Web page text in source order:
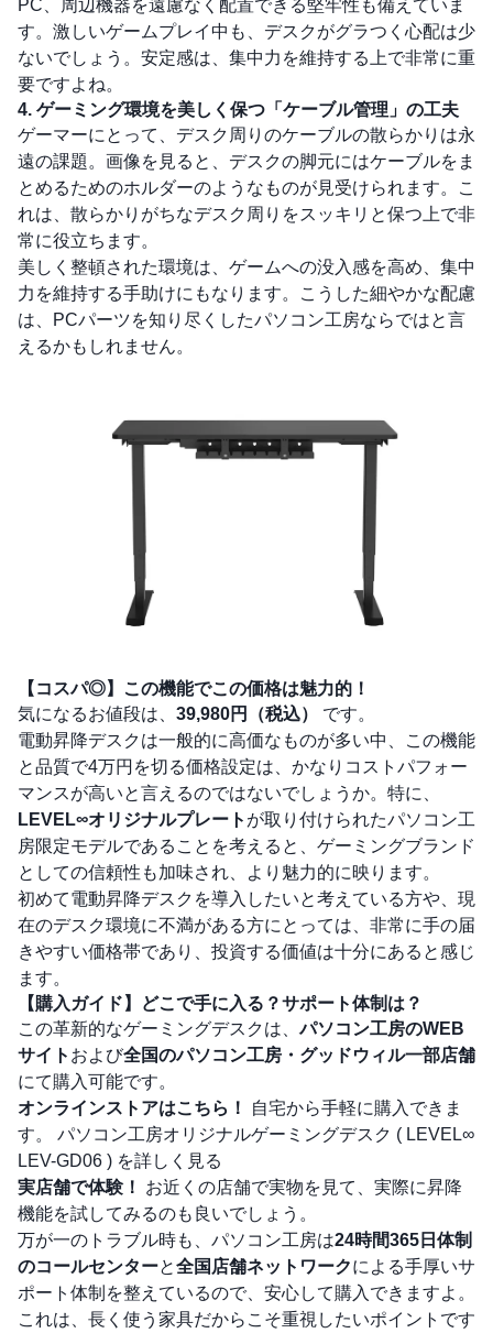
PC、周辺機器を遠慮なく配置できる堅牢性も備えていま
す。激しいゲームプレイ中も、デスクがグラつく心配は少
ないでしょう。安定感は、集中力を維持する上で非常に重
要ですよね。
4. ゲーミング環境を美しく保つ「ケーブル管理」の工夫
ゲーマーにとって、デスク周りのケーブルの散らかりは永
遠の課題。画像を見ると、デスクの脚元にはケーブルをま
とめるためのホルダーのようなものが見受けられます。こ
れは、散らかりがちなデスク周りをスッキリと保つ上で非
常に役立ちます。
美しく整頓された環境は、ゲームへの没入感を高め、集中
力を維持する手助けにもなります。こうした細やかな配慮
は、PCパーツを知り尽くしたパソコン工房ならではと言
えるかもしれません。
【コスパ◎】この機能でこの価格は魅力的！
気になるお値段は、 39,980円（税込）
です。
電動昇降デスクは一般的に高価なものが多い中、この機能
と品質で4万円を切る価格設定は、かなりコストパフォー
マンスが高いと言えるのではないでしょうか。特に、
LEVEL∞オリジナルプレート が取り付けられたパソコン工
房限定モデルであることを考えると、ゲーミングブランド
としての信頼性も加味され、より魅力的に映ります。
初めて電動昇降デスクを導入したいと考えている方や、現
在のデスク環境に不満がある方にとっては、非常に手の届
きやすい価格帯であり、投資する価値は十分にあると感じ
ます。
【購入ガイド】どこで手に入る？サポート体制は？
この革新的なゲーミングデスクは、パソコン工房のWEB
サイト および全国のパソコン工房・グッドウィル一部店舗
にて購入可能です。
オンラインストアはこちら！
自宅から手軽に購入できま
す。 パソコン工房オリジナルゲーミングデスク ( LEVEL∞
LEV-GD06 ) を詳しく見る
実店舗で体験！
お近くの店舗で実物を見て、実際に昇降
機能を試してみるのも良いでしょう。
万が一のトラブル時も、パソコン工房は24時間365日体制
のコールセンターと全国店舗ネットワークによる手厚いサ
ポート体制を整えているので、安心して購入できますよ。
これは、長く使う家具だからこそ重視したいポイントです